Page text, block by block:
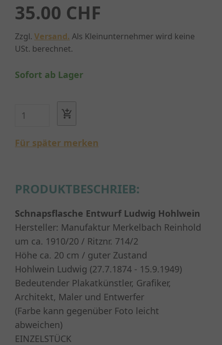
35.00 CHF
Zzgl. Versand. Als Kleinunternehmer wird keine
USt. berechnet.
Sofort ab Lager
Für später merken
PRODUKTBESCHRIEB:
Schnapsflasche Entwurf Ludwig Hohlwein
Hersteller: Manufaktur Merkelbach Reinhold
um ca. 1910/20 / Ritznr. 714/2
Höhe ca. 20 cm / guter Zustand
Hohlwein Ludwig (27.7.1874 - 15.9.1949)
Bedeutender Plakatkünstler, Grafiker,
Architekt, Maler und Entwerfer
(Farbe kann gegenüber Foto leicht
abweichen)
EINZELSTÜCK